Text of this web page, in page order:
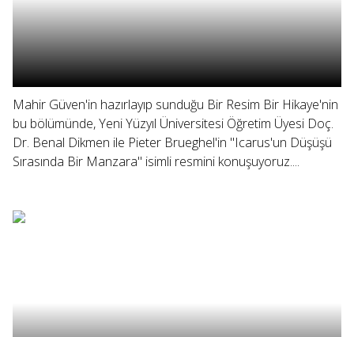
Mahir Güven'in hazırlayıp sunduğu Bir Resim Bir Hikaye'nin
bu bölümünde, Yeni Yüzyıl Üniversitesi Öğretim Üyesi Doç.
Dr. Benal Dikmen ile Pieter Brueghel'in "Icarus'un Düşüşü
Sırasında Bir Manzara" isimli resmini konuşuyoruz....